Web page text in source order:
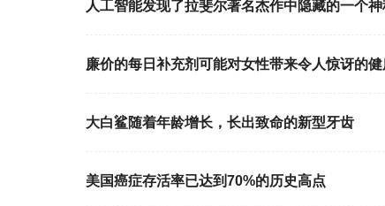
人工智能发现了拉斐尔著名杰作中隐藏的一个
廉价的每日补充剂可能对女性带来令人惊讶的
大白鲨随着年龄增长，长出致命的新型牙齿
美国癌症存活率已达到70%的历史高点